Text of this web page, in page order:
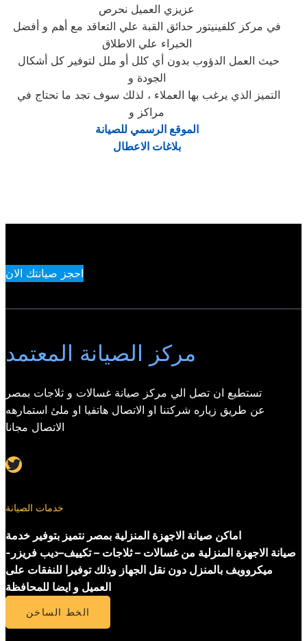
عزيزي العميل نحرص
في مركز كلفينيتور حدائق القبة علي التعاقد مع أهم و أفضل
الخبراء علي الاطلاق
الجودة و
مراكز و
الموقع الرسمي للصيانة
بلاغات الاعطال
احجز صيانتك الان
مركز الصيانة المعتمد
تستطيع ان تصل الي مركز صيانة غسالات و ثلاجات بمصر
عن طريق زياره شركتنا او الاتصال هاتفيا او ملئ استمارهه
الاتصال مجانا
Twitter
خدمات الصيانة
اماكن صيانة الاجهزة المنزلية بمصر نتميز بتوفير خدمة
صيانة الاجهزة المنزلية من غسالات – ثلاجات – تكييف–ديب فريزر-
ميكروويف بالمنزل دون نقل الجهاز وذلك توفيرا للنفقات على
العميل و ايضا للمحافظة
الخط الساخن